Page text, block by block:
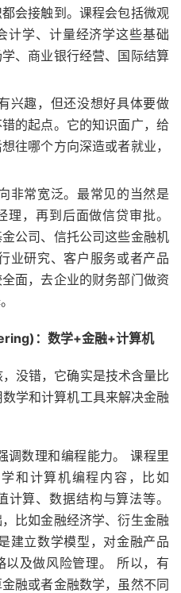
会接触到。课程会包括微观
计学、计量经济学这些基础
、商业银行经营、国际结算
兴趣，但还没想好具体要做
的起点。它的知识面广，给
往哪个方向深造或者就业，
非常宽泛。最常见的当然是
，再到后面做信贷审批。
公司、信托公司这些金融机
业研究、客户服务或者产品
面，去企业的财务部门做资
：数学+金融+计算机
没错，它确实是技术含量比
学和计算机工具来解决金融
调数理和编程能力。 课程里
和计算机编程内容，比如
算、数据结构与算法等。
比如金融经济学、衍生金融
建立数学模型，对金融产品
以及做风险管理。 所以，有
融或者金融数学，虽然不同